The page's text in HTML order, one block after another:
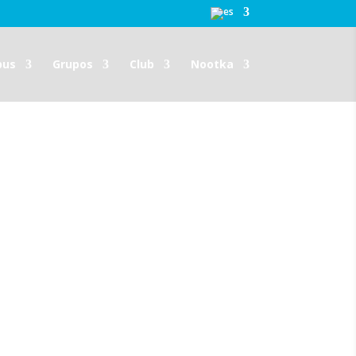
Grupos Club Nootka